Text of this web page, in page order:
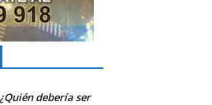
debería ser